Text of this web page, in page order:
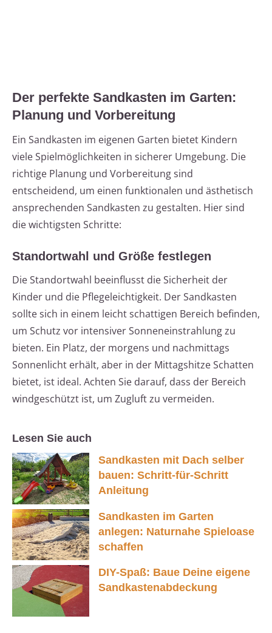
Der perfekte Sandkasten im Garten:
Planung und Vorbereitung
Ein Sandkasten im eigenen Garten bietet Kindern
viele Spielmöglichkeiten in sicherer Umgebung. Die
richtige Planung und Vorbereitung sind
entscheidend, um einen funktionalen und ästhetisch
ansprechenden Sandkasten zu gestalten. Hier sind
die wichtigsten Schritte:
Standortwahl und Größe festlegen
Die Standortwahl beeinflusst die Sicherheit der
Kinder und die Pflegeleichtigkeit. Der Sandkasten
sollte sich in einem leicht schattigen Bereich befinden,
um Schutz vor intensiver Sonneneinstrahlung zu
bieten. Ein Platz, der morgens und nachmittags
Sonnenlicht erhält, aber in der Mittagshitze Schatten
bietet, ist ideal. Achten Sie darauf, dass der Bereich
windgeschützt ist, um Zugluft zu vermeiden.
Lesen Sie auch
Sandkasten mit Dach selber
bauen: Schritt-für-Schritt
Anleitung
Sandkasten im Garten
anlegen: Naturnahe Spieloase
schaffen
DIY-Spaß: Baue Deine eigene
Sandkastenabdeckung